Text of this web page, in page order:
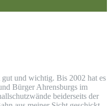
gut und wichtig. Bis 2002 hat es
Bürger Ahrensburgs im
beiderseits der